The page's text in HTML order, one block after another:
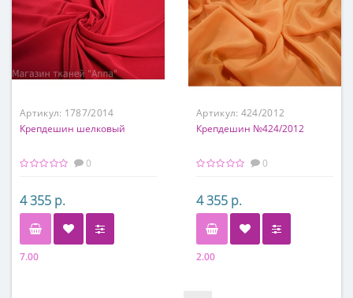
Артикул: 1787/2014
Крепдешин шелковый
0
4 355 р.
7.00
Артикул: 424/2012
Крепдешин №424/2012
0
4 355 р.
2.00